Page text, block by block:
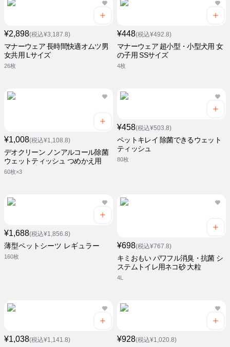
¥2,898(税込¥3,187.8)
マナーウェア 長時間快適オムツ男
女共用 Lサイズ
26枚
¥448(税込¥492.8)
マナーウェア 超小型・小型犬用 女
の子用 SSサイズ
4枚
¥1,008(税込¥1,108.8)
デオクリーン ノンアルコール除菌
ウェットティッシュ つめかえ用
60枚×3
¥458(税込¥503.8)
ペットキレイ 除菌できるウェット
ティッシュ
80枚
¥1,688(税込¥1,856.8)
薄型ペットシーツ レギュラー
160枚
¥698(税込¥767.8)
キミおもい パワフル消臭・抗菌 シ
ステムトイレ用ネコ砂 大粒
4L
¥1,038(税込¥1,141.8) ¥928(税込¥1,020.8)